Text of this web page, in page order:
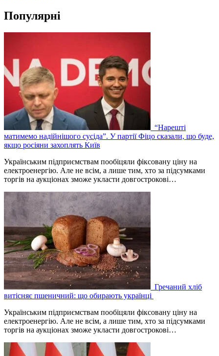
Популярні
“Нарешті
матимемо надійнішого сусіда”. У партії Фіцо сказали, що буде,
якщо росіяни захоплять Київ
Українським підприємствам пообіцяли фіксовану ціну на
електроенергію. Але не всім, а лише тим, хто за підсумками
торгів на аукціонах зможе укласти довгострокові…
Гречаний хліб
витісняє пшеничний: що обирають українці
Українським підприємствам пообіцяли фіксовану ціну на
електроенергію. Але не всім, а лише тим, хто за підсумками
торгів на аукціонах зможе укласти довгострокові…